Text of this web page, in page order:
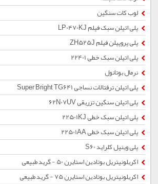
لوب کات سنگین
پلی اتیلن سبک فیلم LP0470KJ
پلی پروپیلن فیلم ZH525J
پلی اتیلن سبک خطی 22401
نرمال بوتانول
پلی اتیلن ترفتالات نساجی Super Bright TG641
پلی اتیلن سنگین تزریقی 62N07UV
پلی اتیلن سبک خطی 22501KJ
پلی اتیلن سبک خطی 22501AA
پلی وینیل کلراید S60
اکریلونیتریل بوتادین استایرن 50 - گرید طبیعی
اکریلونیتریل بوتادین استایرن 75 - گرید طبیعی